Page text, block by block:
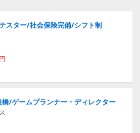
スター/社会保険完備/シフト制
/ゲームプランナー・ディレクター